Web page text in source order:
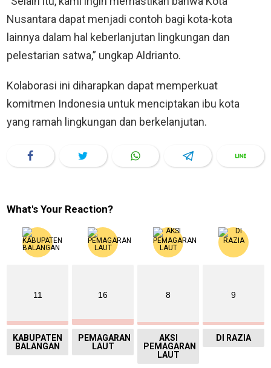
Nusantara dapat menjadi contoh bagi kota-kota
lainnya dalam hal keberlanjutan lingkungan dan
pelestarian satwa,” ungkap Aldrianto.
Kolaborasi ini diharapkan dapat memperkuat
komitmen Indonesia untuk menciptakan ibu kota
yang ramah lingkungan dan berkelanjutan.
What's Your Reaction?
11
KABUPATEN
BALANGAN
16
PEMAGARAN
LAUT
8
AKSI
PEMAGARAN
LAUT
9
DI RAZIA